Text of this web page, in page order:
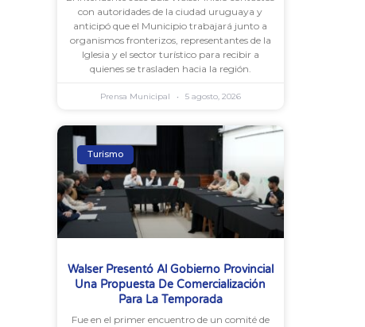
con autoridades de la ciudad uruguaya y
anticipó que el Municipio trabajará junto a
organismos fronterizos, representantes de la
Iglesia y el sector turístico para recibir a
quienes se trasladen hacia la región.
Prensa Municipal 5 agosto, 2026
Turismo
Walser Presentó Al Gobierno Provincial
Una Propuesta De Comercialización
Para La Temporada
Fue en el primer encuentro de un comité de